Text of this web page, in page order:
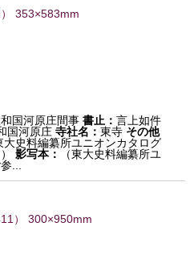
） 353×583mm
国河原庄間事書止：言上如件
国河原庄 寺社名：東寺 その他
大史料編纂所ユニオンカタログ
影写本：
（東大史料編纂所ユ
...
） 300×950mm